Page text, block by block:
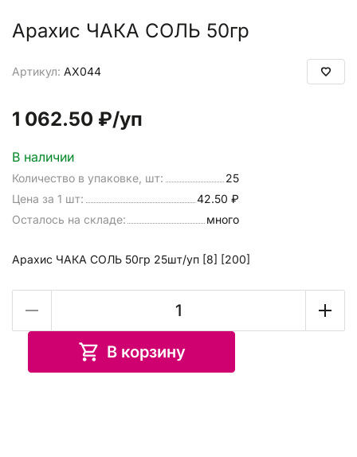
Артикул: АХ044
Арахис ЧАКА СОЛЬ 50гр
1 062.50 ₽/уп
В наличии
Количество в упаковке, шт:
25
Цена за 1 шт:
42.50 ₽
Осталось на складе:
много
Арахис ЧАКА СОЛЬ 50гр 25шт/уп [8] [200]
В корзину